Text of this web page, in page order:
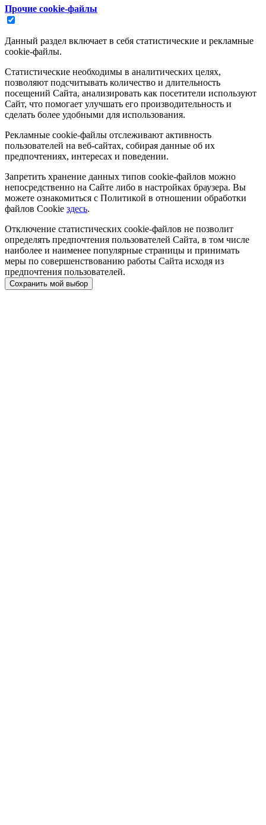
Прочие cookie-файлы
Данный раздел включает в себя статистические и рекламные
cookie-файлы.
Статистические необходимы в аналитических целях,
позволяют подсчитывать количество и длительность
посещений Сайта, анализировать как посетители используют
Сайт, что помогает улучшать его производительность и
сделать более удобными для использования.
Рекламные cookie-файлы отслеживают активность
пользователей на веб-сайтах, собирая данные об их
предпочтениях, интересах и поведении.
Запретить хранение данных типов cookie-файлов можно
непосредственно на Сайте либо в настройках браузера. Вы
можете ознакомиться с Политикой в отношении обработки
файлов Cookie здесь.
Отключение статистических cookie-файлов не позволит
определять предпочтения пользователей Сайта, в том числе
наиболее и наименее популярные страницы и принимать
меры по совершенствованию работы Сайта исходя из
предпочтения пользователей.
Сохранить мой выбор